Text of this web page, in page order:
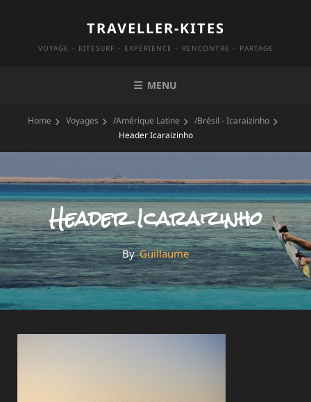
content
TRAVELLER-KITES
VOYAGE – KITESURF – EXPÉRIENCE – RENCONTRE – PARTAGE
MENU
Home Voyages /Amérique Latine /Brésil - Icaraizinho
Header Icaraizinho
Header Icaraizinho
By
By Guillaume